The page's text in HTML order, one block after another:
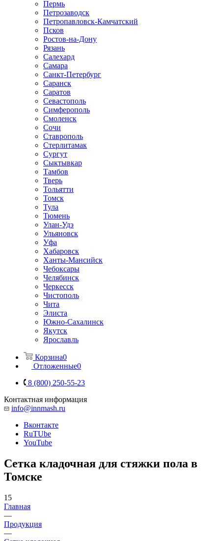
Пермь
Петрозаводск
Петропавловск-Камчатский
Псков
Ростов-на-Дону
Рязань
Салехард
Самара
Санкт-Петербург
Саранск
Саратов
Севастополь
Симферополь
Смоленск
Сочи
Ставрополь
Стерлитамак
Сургут
Сыктывкар
Тамбов
Тверь
Тольятти
Томск
Тула
Тюмень
Улан-Удэ
Ульяновск
Уфа
Хабаровск
Ханты-Мансийск
Чебоксары
Челябинск
Черкесск
Чистополь
Чита
Элиста
Южно-Сахалинск
Якутск
Ярославль
Корзина0
Отложенные0
8 (800) 250-55-23
Контактная информация
info@innmash.ru
Вконтакте
RuTUbe
YouTube
Сетка кладочная для стяжки пола в
Томске
15
Главная
—
Продукция
—